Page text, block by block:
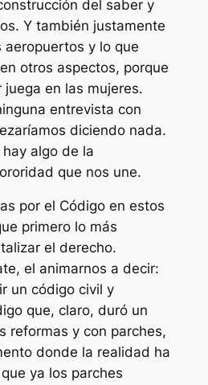
del saber y
Y también justamente
y lo que
otros aspectos, porque
en las mujeres.
entrevista con
diciendo nada.
algo de la
que nos une.
por el Código en estos
primero lo más
el derecho.
el animarnos a decir:
un código civil y
que, claro, duró un
reformas y con parches,
donde la realidad ha
ya los parches